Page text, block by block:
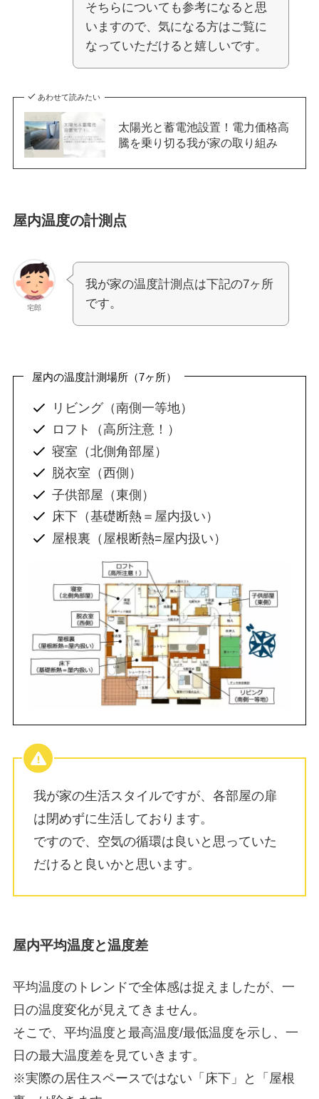
そちらについても参考になると思
いますので、気になる方はご覧に
なっていただけると嬉しいです。
あわせて読みたい
太陽光と蓄電池設置！電力価格高
騰を乗り切る我が家の取り組み
屋内温度の計測点
宅郎
我が家の温度計測点は下記の7ヶ所
です。
屋内の温度計測場所（7ヶ所）
リビング（南側一等地）
ロフト（高所注意！）
寝室（北側角部屋）
脱衣室（西側）
子供部屋（東側）
床下（基礎断熱＝屋内扱い）
屋根裏（屋根断熱=屋内扱い）
我が家の生活スタイルですが、各部屋の扉
は閉めずに生活しております。
ですので、空気の循環は良いと思っていた
だけると良いかと思います。
屋内平均温度と温度差
平均温度のトレンドで全体感は捉えましたが、一
日の温度変化が見えてきません。
そこで、平均温度と最高温度/最低温度を示し、一
日の最大温度差を見ていきます。
※実際の居住スペースではない「床下」と「屋根